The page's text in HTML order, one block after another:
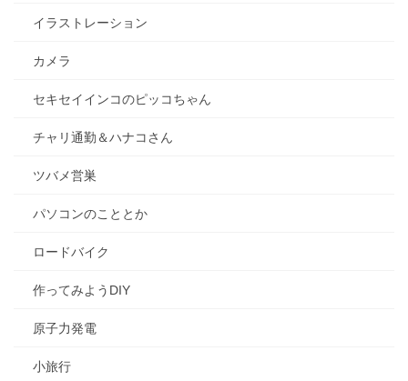
イラストレーション
カメラ
セキセイインコのピッコちゃん
チャリ通勤＆ハナコさん
ツバメ営巣
パソコンのこととか
ロードバイク
作ってみようDIY
原子力発電
小旅行